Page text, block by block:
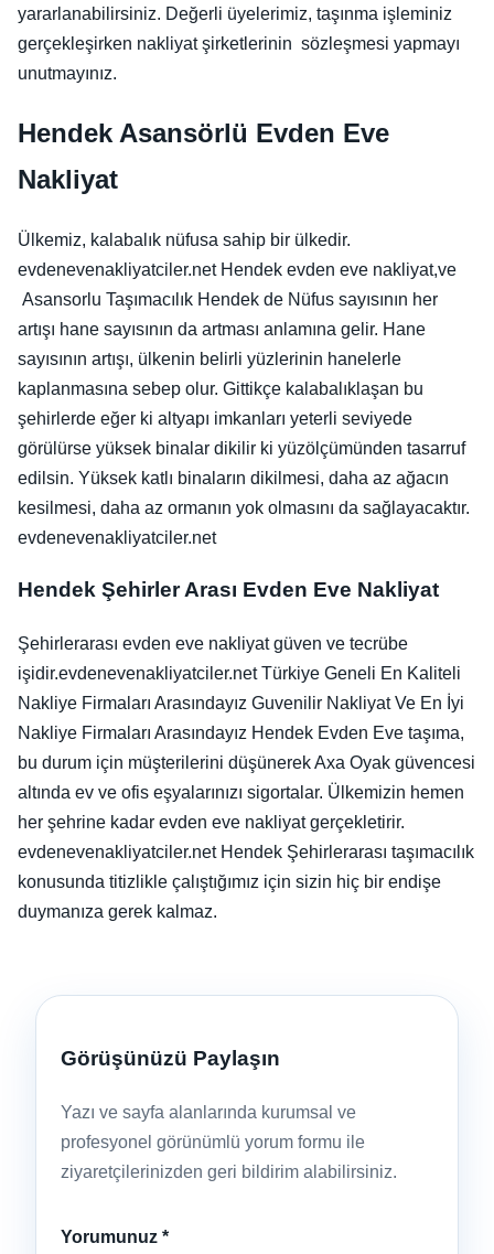
yararlanabilirsiniz. Değerli üyelerimiz, taşınma işleminiz
gerçekleşirken nakliyat şirketlerinin sözleşmesi yapmayı
unutmayınız.
Hendek Asansörlü Evden Eve
Nakliyat
Ülkemiz, kalabalık nüfusa sahip bir ülkedir.
evdenevenakliyatciler.net Hendek evden eve nakliyat,ve
Asansorlu Taşımacılık Hendek de Nüfus sayısının her
artışı hane sayısının da artması anlamına gelir. Hane
sayısının artışı, ülkenin belirli yüzlerinin hanelerle
kaplanmasına sebep olur. Gittikçe kalabalıklaşan bu
şehirlerde eğer ki altyapı imkanları yeterli seviyede
görülürse yüksek binalar dikilir ki yüzölçümünden tasarruf
edilsin. Yüksek katlı binaların dikilmesi, daha az ağacın
kesilmesi, daha az ormanın yok olmasını da sağlayacaktır.
evdenevenakliyatciler.net
Hendek Şehirler Arası Evden Eve Nakliyat
Şehirlerarası evden eve nakliyat güven ve tecrübe
işidir.evdenevenakliyatciler.net Türkiye Geneli En Kaliteli
Nakliye Firmaları Arasındayız Guvenilir Nakliyat Ve En İyi
Nakliye Firmaları Arasındayız Hendek Evden Eve taşıma,
bu durum için müşterilerini düşünerek Axa Oyak güvencesi
altında ev ve ofis eşyalarınızı sigortalar. Ülkemizin hemen
her şehrine kadar evden eve nakliyat gerçekletirir.
evdenevenakliyatciler.net Hendek Şehirlerarası taşımacılık
konusunda titizlikle çalıştığımız için sizin hiç bir endişe
duymanıza gerek kalmaz.
Görüşünüzü Paylaşın
Yazı ve sayfa alanlarında kurumsal ve
profesyonel görünümlü yorum formu ile
ziyaretçilerinizden geri bildirim alabilirsiniz.
Yorumunuz *